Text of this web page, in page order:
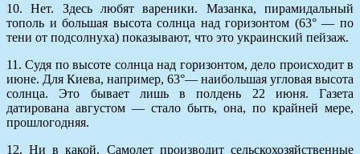
10. Нет. Здесь любят вареники. Мазанка, пирамидальный
тополь и большая высота солнца над горизонтом (63° — по
тени от подсолнуха) показывают, что это украинский пейзаж.
11. Судя по высоте солнца над горизонтом, дело происходит в
июне. Для Киева, например, 63°— наибольшая угловая высота
солнца. Это бывает лишь в полдень 22 июня. Газета
датирована августом — стало быть, она, по крайней мере,
прошлогодняя.
12. Ни в какой. Самолет производит сельскохозяйственные